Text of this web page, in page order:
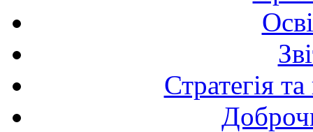
Стратегія